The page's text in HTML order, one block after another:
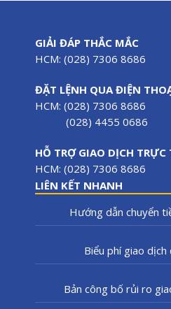
GIẢI ĐÁP THẮC MẮC
HCM: (028) 7306 8686
ĐẶT LỆNH QUA ĐIỆN
HCM: (028) 7306 8686
(028) 4455 0686
HỖ TRỢ GIAO DỊCH TRỰC
HCM: (028) 7306 8686
LIÊN KẾT NHANH
Hướng dẫn chuyển
Biểu phí giao dịch
Bản công bố rủi ro